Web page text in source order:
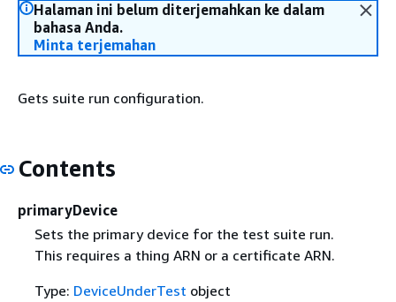
Halaman ini belum diterjemahkan ke dalam
bahasa Anda.
Minta terjemahan
Gets suite run configuration.
Contents
primaryDevice
Sets the primary device for the test suite run.
This requires a thing ARN or a certificate ARN.
Type: DeviceUnderTest object